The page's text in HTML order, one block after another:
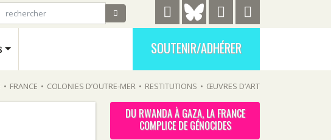
SOUTENIR/ADHÉRER
• FRANCE • COLONIES D’OUTRE-MER • RESTITUTIONS • ŒUVRES D’ART
DU RWANDA À GAZA, LA FRANCE
COMPLICE DE GÉNOCIDES